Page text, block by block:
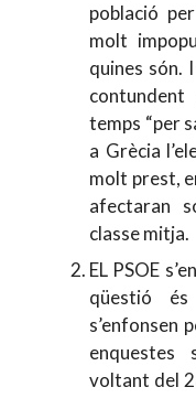
població
molt
quines són.
temps “per
a Grècia
molt prest,
afectaran
classe mitja.
EL PSOE
qüestió
s’enfonsen
enquestes
voltant del